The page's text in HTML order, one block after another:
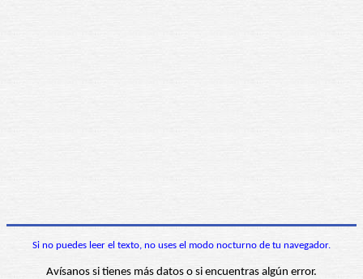
Si no puedes leer el texto, no uses el modo nocturno de tu navegador.
Avísanos si tienes más datos o si encuentras algún error.